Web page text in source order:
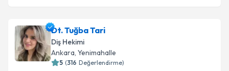
Dt. Tuğba Tari
Diş Hekimi
Ankara, Yenimahalle
5 (316 Değerlendirme)